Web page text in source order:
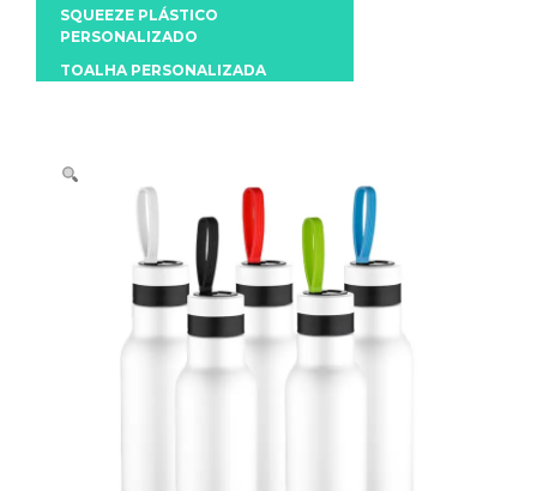
SQUEEZE PLÁSTICO
PERSONALIZADO
TOALHA PERSONALIZADA